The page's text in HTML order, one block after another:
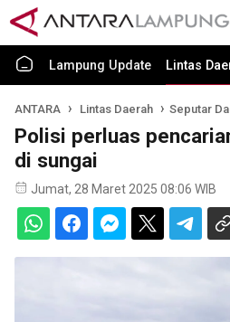
Lampung Update Lintas
ANTARA Lintas Daerah Seputar
Polisi perluas
di sungai
Jumat, 28 Maret 2025 08:06 WIB